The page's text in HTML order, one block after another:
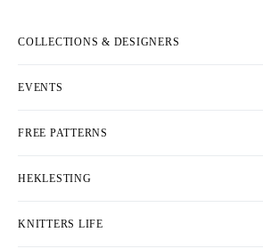
COLLECTIONS & DESIGNERS
EVENTS
FREE PATTERNS
HEKLESTING
KNITTERS LIFE